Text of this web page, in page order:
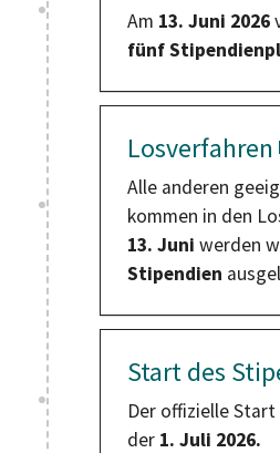
Am 13. Juni 2026
fünf
Losverfahren
Alle anderen
kommen in den
13. Juni werden
Stipendien
Start des
Der offizielle
der 1. Juli 2026.